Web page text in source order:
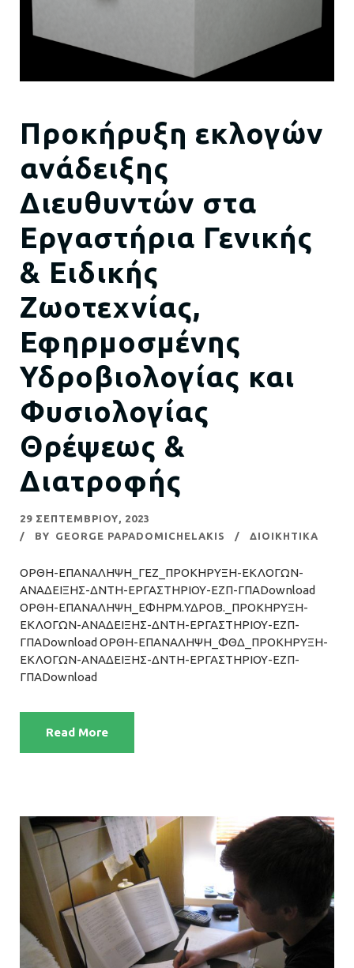
Προκήρυξη εκλογών
ανάδειξης
Διευθυντών στα
Εργαστήρια Γενικής
& Ειδικής
Ζωοτεχνίας,
Εφηρμοσμένης
Υδροβιολογίας και
Φυσιολογίας
Θρέψεως &
Διατροφής
29 ΣΕΠΤΕΜΒΡΊΟΥ, 2023
BY
GEORGE PAPADOMICHELAKIS ΔΙΟΙΚΗΤΙΚΑ
ΟΡΘΗ-ΕΠΑΝΑΛΗΨΗ_ΓΕΖ_ΠΡΟΚΗΡΥΞΗ-ΕΚΛΟΓΩΝ-
ΑΝΑΔΕΙΞΗΣ-ΔΝΤΗ-ΕΡΓΑΣΤΗΡΙΟΥ-ΕΖΠ-ΓΠΑDownload
ΟΡΘΗ-ΕΠΑΝΑΛΗΨΗ_ΕΦΗΡΜ.ΥΔΡΟΒ._ΠΡΟΚΗΡΥΞΗ-
ΕΚΛΟΓΩΝ-ΑΝΑΔΕΙΞΗΣ-ΔΝΤΗ-ΕΡΓΑΣΤΗΡΙΟΥ-ΕΖΠ-
ΓΠΑDownload ΟΡΘΗ-ΕΠΑΝΑΛΗΨΗ_ΦΘΔ_ΠΡΟΚΗΡΥΞΗ-
ΕΚΛΟΓΩΝ-ΑΝΑΔΕΙΞΗΣ-ΔΝΤΗ-ΕΡΓΑΣΤΗΡΙΟΥ-ΕΖΠ-
ΓΠΑDownload
Read More